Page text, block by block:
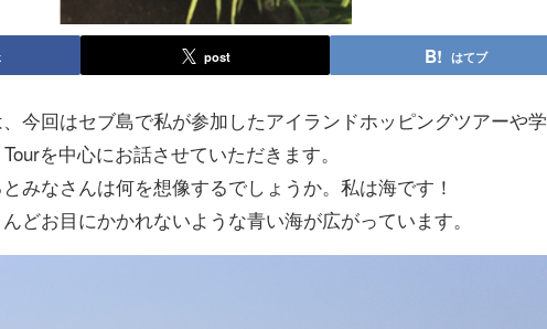
post はてブ
今回はセブ島で私が参加したアイランドホッピングツアーや学
を中心にお話させていただきます。
みなさんは何を想像するでしょうか。私は海です！
どお目にかかれないような青い海が広がっています。